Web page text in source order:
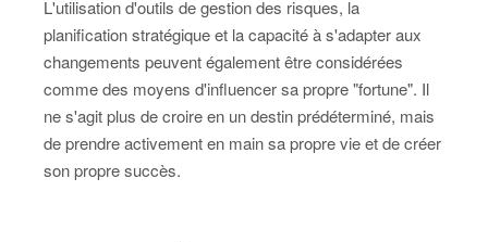
L'utilisation d'outils de gestion des risques, la
planification stratégique et la capacité à s'adapter aux
changements peuvent également être considérées
comme des moyens d'influencer sa propre "fortune". Il
ne s'agit plus de croire en un destin prédéterminé, mais
de prendre activement en main sa propre vie et de créer
son propre succès.